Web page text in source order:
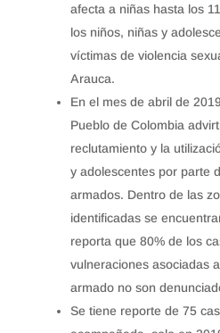
afecta a niñas hasta los
los niños, niñas y
víctimas de violencia
Arauca.
En el mes de abril de
Pueblo de Colombia
reclutamiento y la
y adolescentes por parte
armados. Dentro de las
identificadas se
reporta que 80% de los
vulneraciones asociadas
armado no son
Se tiene reporte de 75